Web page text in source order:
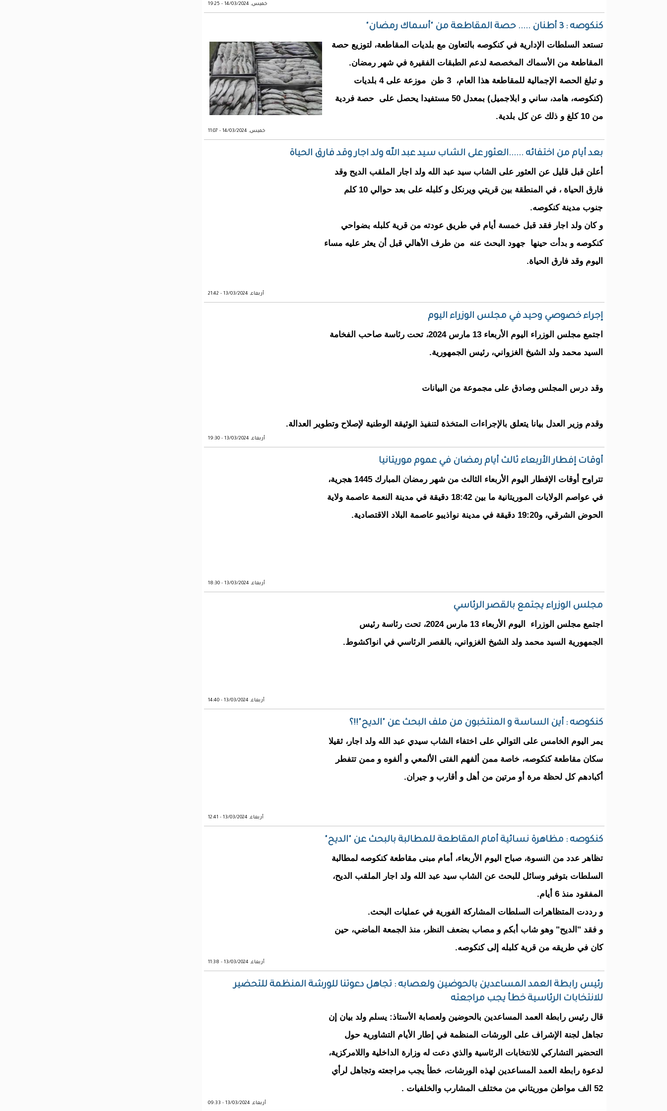
خميس, 14/03/2024 - 19:25
كنكوصه : 3 أطنان ..... حصة المقاطعة من "أسماك رمضان"
تستعد السلطات الإدارية في كنكوصه بالتعاون مع بلديات المقاطعة، لتوزيع حصة
المقاطعة من الأسماك المخصصة لدعم الطبقات الفقيرة في شهر رمضان.
و تبلغ الحصة الإجمالية للمقاطعة هذا العام، 3 طن موزعة على 4 بلديات
(كنكوصه، هامد، ساني و ابلاجميل) بمعدل 50 مستفيدا يحصل على حصة فردية
من 10 كلغ و ذلك عن كل بلدية.
خميس, 14/03/2024 - 11:07
بعد أيام من اختفائه ......العثور على الشاب سيد عبد الله ولد اجار وقد فارق الحياة
أعلن قبل قليل عن العثور على الشاب سيد عبد الله ولد اجار الملقب الديح وقد
فارق الحياة ، في المنطقة بين قريتي ويرنكل و كلبله على بعد حوالي 10 كلم
جنوب مدينة كنكوصه.
و كان ولد اجار فقد قبل خمسة أيام في طريق عودته من قرية كلبله بضواحي
كنكوصه و بدأت حينها جهود البحث عنه من طرف الأهالي قبل أن يعثر عليه مساء
اليوم وقد فارق الحياة.
أربعاء, 13/03/2024 - 21:42
إجراء خصوصي وحيد في مجلس الوزراء اليوم
اجتمع مجلس الوزراء اليوم الأربعاء 13 مارس 2024، تحت رئاسة صاحب الفخامة
السيد محمد ولد الشيخ الغزواني، رئيس الجمهورية.
وقد درس المجلس وصادق على مجموعة من البيانات
وقدم وزير العدل بيانا يتعلق بالإجراءات المتخذة لتنفيذ الوثيقة الوطنية لإصلاح وتطوير العدالة.
أربعاء, 13/03/2024 - 19:30
أوقات إفطار الأربعاء ثالث أيام رمضان في عموم موريتانيا
تتراوح أوقات الإفطار اليوم الأربعاء الثالث من شهر رمضان المبارك 1445 هجرية،
في عواصم الولايات الموريتانية ما بين 18:42 دقيقة في مدينة النعمة عاصمة ولاية
الحوض الشرقي، و19:20 دقيقة في مدينة نواذيبو عاصمة البلاد الاقتصادية.
أربعاء, 13/03/2024 - 18:30
مجلس الوزراء يجتمع بالقصر الرئاسي
اجتمع مجلس الوزراء اليوم الأربعاء 13 مارس 2024، تحت رئاسة رئيس
الجمهورية السيد محمد ولد الشيخ الغزواني، بالقصر الرئاسي في انواكشوط.
أربعاء, 13/03/2024 - 14:40
كنكوصه : أين الساسة و المنتخبون من ملف البحث عن "الديح"!!؟
يمر اليوم الخامس على التوالي على اختفاء الشاب سيدي عبد الله ولد اجار، ثقيلا
سكان مقاطعة كنكوصه، خاصة ممن ألفهم الفتى الألمعي و ألفوه و ممن تتفطر
أكبادهم كل لحظة مرة أو مرتين من أهل و أقارب و جيران.
أربعاء, 13/03/2024 - 12:41
كنكوصه : مظاهرة نسائية أمام المقاطعة للمطالبة بالبحث عن "الديح"
تظاهر عدد من النسوة، صباح اليوم الأربعاء، أمام مبنى مقاطعة كنكوصه لمطالبة
السلطات بتوفير وسائل للبحث عن الشاب سيد عبد الله ولد اجار الملقب الديح،
المفقود منذ 6 أيام.
و رددت المتظاهرات السلطات المشاركة الفورية في عمليات البحث.
و فقد "الديح" وهو شاب أبكم و مصاب بضعف النظر، منذ الجمعة الماضي، حين
كان في طريقه من قرية كلبله إلى كنكوصه.
أربعاء, 13/03/2024 - 11:38
رئيس رابطة العمد المساعدين بالحوضين ولعصابه : تجاهل دعوتنا للورشة المنظمة للتحضير
للانتخابات الرئاسية خطأ يجب مراجعته
قال رئيس رابطة العمد المساعدين بالحوضين ولعصابة الأستاذ: يسلم ولد بيان إن
تجاهل لجنة الإشراف على الورشات المنظمة في إطار الأيام التشاورية حول
التحضير التشاركي للانتخابات الرئاسية والذي دعت له وزارة الداخلية واللامركزية،
لدعوة رابطة العمد المساعدين لهذه الورشات، خطأ يجب مراجعته وتجاهل لرأي
52 الف مواطن موريتاني من مختلف المشارب والخلفيات .
أربعاء, 13/03/2024 - 09:33